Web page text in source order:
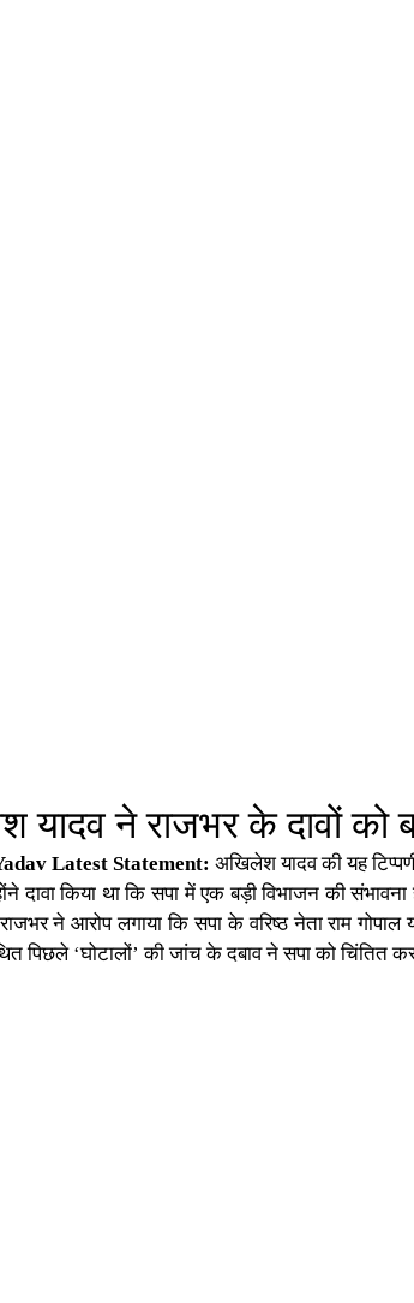
यादव ने राजभर के दावों को
Latest Statement: अखिलेश यादव की यह
दावा किया था कि सपा में एक बड़ी विभाजन की
ने आरोप लगाया कि सपा के वरिष्ठ नेता राम
पिछले ‘घोटालों’ की जांच के दबाव ने सपा को चिंतित